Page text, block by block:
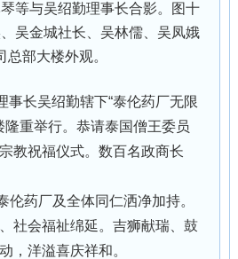
等与吴绍勤理事长合影。图十
吴金城社长、吴林儒、吴凤娥
部大楼外观。
长吴绍勤辖下“泰伦药厂无限
重举行。恭请泰国僧王委员
教祝福仪式。数百名政商长
伦药厂及全体同仁洒净加持。
社会福祉绵延。吉狮献瑞、鼓
，洋溢喜庆祥和。